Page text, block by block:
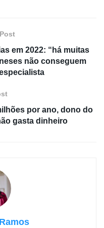
em 2022: “há muitas
não conseguem
por ano, dono do
gasta dinheiro